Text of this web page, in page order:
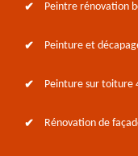
Peintre rénovation
Peinture et
Peinture sur toiture
Rénovation de